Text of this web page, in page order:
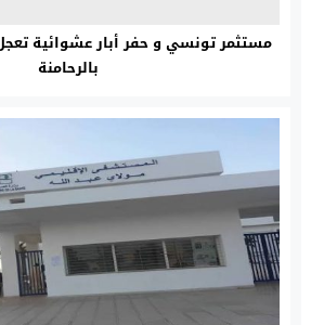
بالرحامنة